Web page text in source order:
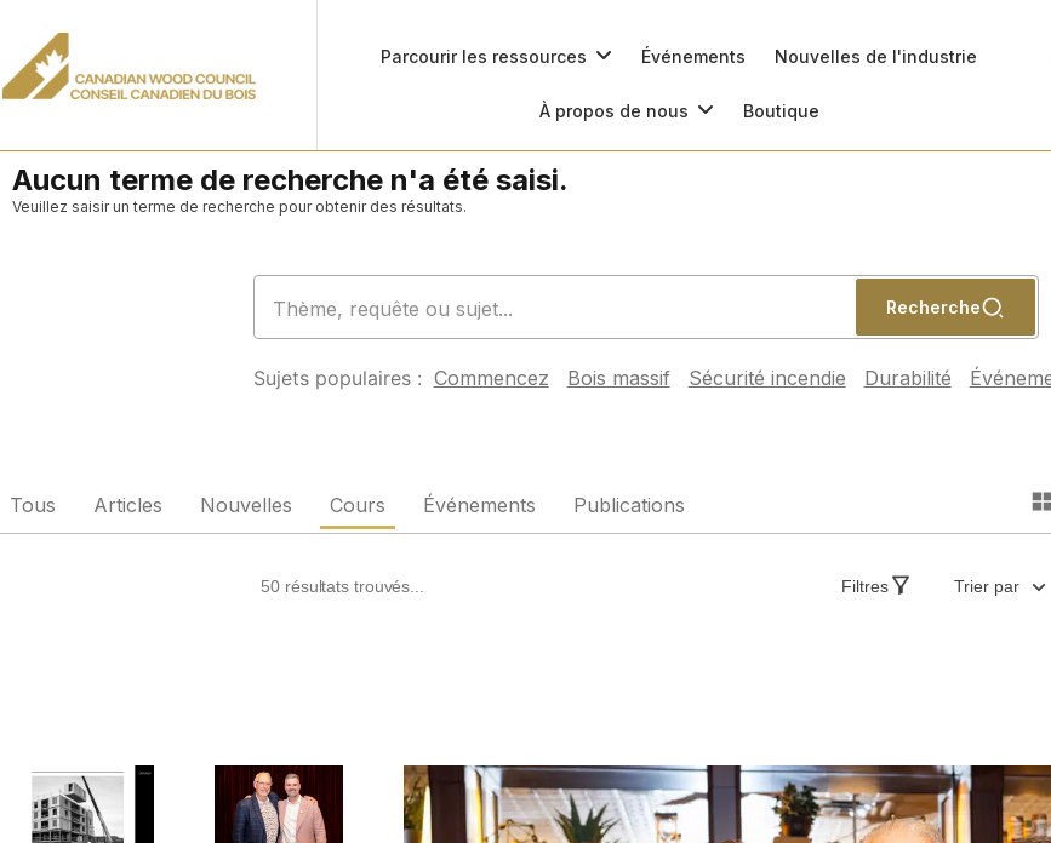
Parcourir les ressources Événements Nouvelles de l'industrie
À propos de nous Boutique
Aucun terme de recherche n'a été saisi.
Veuillez saisir un terme de recherche pour obtenir des résultats.
Recherche
Sujets populaires : Commencez Bois massif Sécurité incendie Durabilité
Tous Articles Nouvelles Cours Événements Publications
50 résultats trouvés... Filtres Trier par